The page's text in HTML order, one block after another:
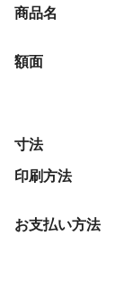
商品名
額面
寸法
印刷方法
お支払い方法